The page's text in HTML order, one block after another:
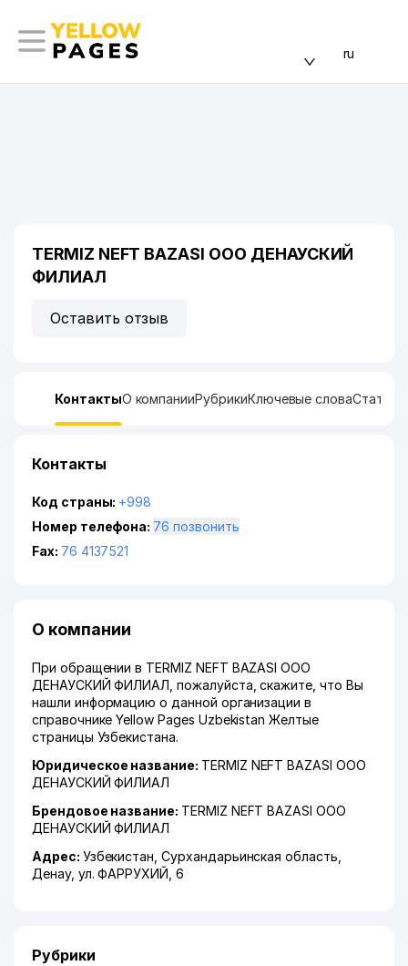
ru
TERMIZ NEFT BAZASI ООО ДЕНАУСКИЙ
ФИЛИАЛ
Оставить отзыв
КонтактыО компанииРубрикиКлючевые слова
Контакты
Код страны: +998
Номер телефона:
76 позвонить
Fax: 76 4137521
О компании
При обращении в TERMIZ NEFT BAZASI ООО
ДЕНАУСКИЙ ФИЛИАЛ, пожалуйста, скажите, что Вы
нашли информацию о данной организации в
справочнике Yellow Pages Uzbekistan Желтые
страницы Узбекистана.
Юридическое название: TERMIZ NEFT BAZASI ООО
ДЕНАУСКИЙ ФИЛИАЛ
Брендовое название: TERMIZ NEFT BAZASI ООО
ДЕНАУСКИЙ ФИЛИАЛ
Адрес: Узбекистан,Сурхандарьинская область
Денау, ул. ФАРРУХИЙ , 6
Рубрики